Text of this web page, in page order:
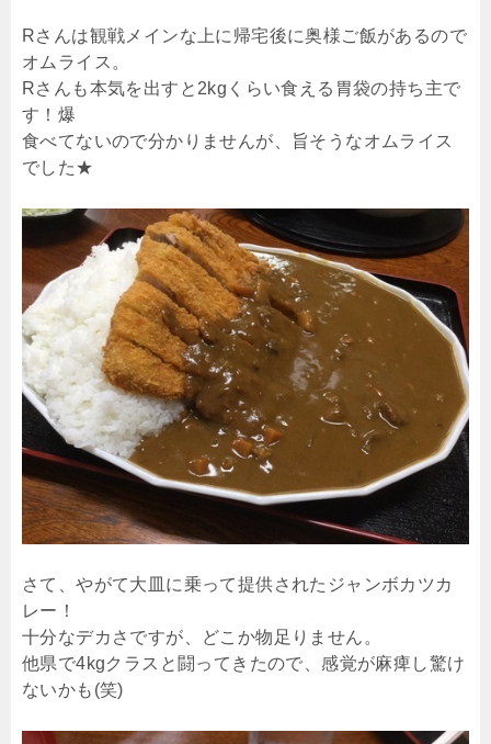
Rさんは観戦メインな上に帰宅後に奥様ご飯があるので
オムライス。
Rさんも本気を出すと2kgくらい食える胃袋の持ち主で
す！爆
食べてないので分かりませんが、旨そうなオムライス
でした★
さて、やがて大皿に乗って提供されたジャンボカツカ
レー！
十分なデカさですが、どこか物足りません。
他県で4kgクラスと闘ってきたので、感覚が麻痺し驚け
ないかも(笑)